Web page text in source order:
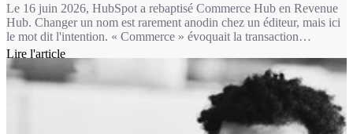
Le 16 juin 2026, HubSpot a rebaptisé Commerce Hub en Revenue
Hub. Changer un nom est rarement anodin chez un éditeur, mais ici
le mot dit l'intention. « Commerce » évoquait la transaction
ponctuelle : un lien de paiement, une facture isolée. « Revenue »
désigne un flux continu, celui d'entreprises B2B qui renouvellent,
étendent, renégocient des contrats en permanence. La majorité de
nos clients vivent dans ce second monde, pas dans le premier.
Lire l'article